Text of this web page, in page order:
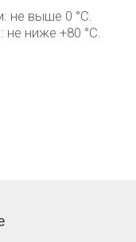
не выше 0 °С.
не ниже +80 °С.